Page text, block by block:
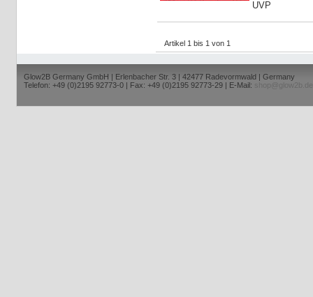
UVP
Artikel 1 bis 1 von 1
Glow2B Germany GmbH | Erlenbacher Str. 3 | 42477 Radevormwald | Germany
Telefon: +49 (0)2195 92773-0 | Fax: +49 (0)2195 92773-29 | E-Mail:
shop@glow2b.de